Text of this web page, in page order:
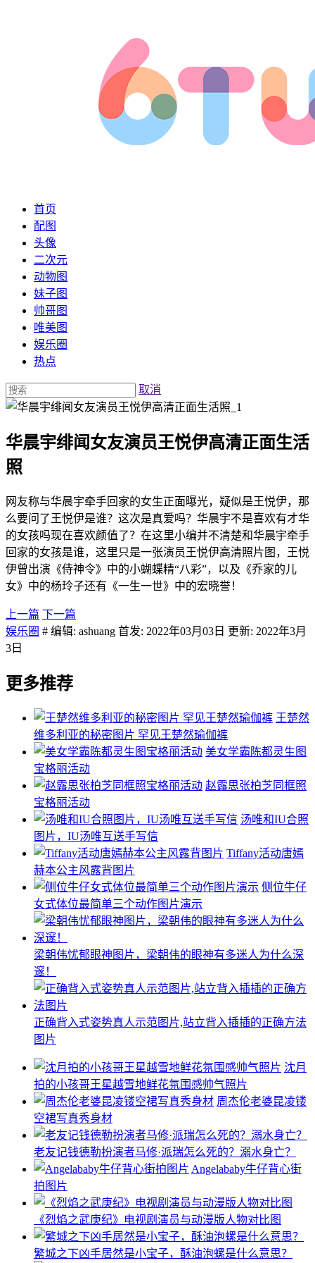
首页
配图
头像
二次元
动物图
妹子图
帅哥图
唯美图
娱乐圈
热点
取消
华晨宇绯闻女友演员王悦伊高清正面生活
照
网友称与华晨宇牵手回家的女生正面曝光，疑似是王悦伊，那
么要问了王悦伊是谁？这次是真爱吗？华晨宇不是喜欢有才华
的女孩吗现在喜欢颜值了？在这里小编并不清楚和华晨宇牵手
回家的女孩是谁，这里只是一张演员王悦伊高清照片图，王悦
伊曾出演《侍神令》中的小蝴蝶精“八彩”，以及《乔家的儿
女》中的杨玲子还有《一生一世》中的宏晓誉！
上一篇 下一篇
娱乐圈 # 编辑: ashuang 首发: 2022年03月03日 更新: 2022年3月
3日
更多推荐
王楚然
维多利亚的秘密图片 罕见王楚然瑜伽裤
美女学霸陈都灵生图
宝格丽活动
赵露思张柏芝同框照
宝格丽活动
汤唯和IU合照
图片，IU汤唯互送手写信
Tiffany活动唐嫣
赫本公主风露背图片
侧位牛仔
女式体位最简单三个动作图片演示
梁朝伟忧郁眼神图片，梁朝伟的眼神有多迷人为什么深
邃！
正确背入式姿势真人示范图片,站立背入插插的正确方法
图片
沈月
拍的小孩哥王星越雪地鲜花氛围感帅气照片
周杰伦老婆昆凌镂
空裙写真秀身材
老友记钱德勒扮演者马修·派瑞怎么死的？溺水身亡？
Angelababy牛仔背心街
拍图片
《烈焰之武庚纪》电视剧演员与动漫版人物对比图
繁城之下凶手居然是小宝子，酥油泡螺是什么意思？